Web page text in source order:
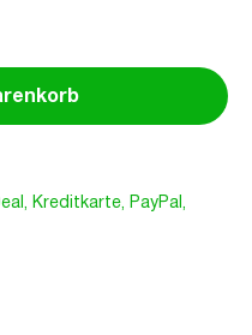
Kreditkarte, PayPal,